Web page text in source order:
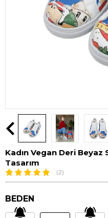
Kadın Vegan Deri
Tasarım
(2)
BEDEN